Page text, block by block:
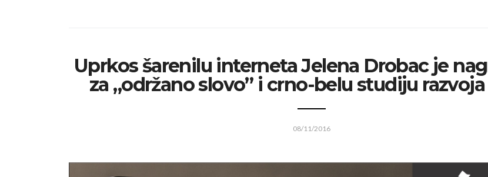
Uprkos šarenilu interneta Jelena Drobac je
za „održano slovo” i crno-belu studiju razvoja
08/11/2016